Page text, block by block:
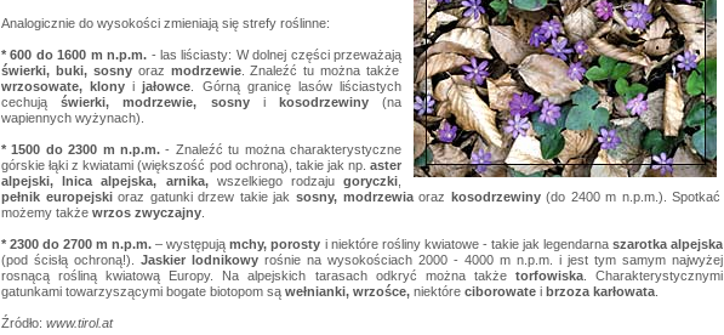
Analogicznie do wysokości zmieniają się strefy roślinne:
* 600 do 1600 m n.p.m. - las liściasty: W dolnej części przeważają
świerki, buki, sosny oraz modrzewie. Znaleźć tu można także
wrzosowate, klonyijałowce . Górną granicę lasów liściastych
cechująświerki, modrzewie, sosny i kosodrzewiny(na
wapiennych wyżynach).
* 1500 do 2300 m n.p.m.- Znaleźć tu można charakterystyczne
górskie łąki z kwiatami (większość pod ochroną), takie jak np. aster
alpejski, lnica alpejska, arnika, wszelkiego rodzajugoryczki
pełnik europejskioraz gatunki drzew takie jak sosny, modrzewiaoraz kosodrzewiny(do 2400 m n.p.m.). Spotkać
możemy także wrzos zwyczajny
* 2300 do 2700 m n.p.m. – występująmchy, porosty i niektóre rośliny kwiatowe - takie jak legendarna szarotka alpejska
(pod ścisłą ochroną!). Jaskier lodnikowy rośnie na wysokościach 2000 - 4000 m n.p.m. i jest tym samym najwyżej
rosnącą rośliną kwiatową Europy. Na alpejskich tarasach odkryć można także torfowiska. Charakterystycznymi
gatunkami towarzyszącymi bogate biotopom są wełnianki, wrzośce, niektóre ciborowate i brzoza karłowata
Źródło: www.tirol.at